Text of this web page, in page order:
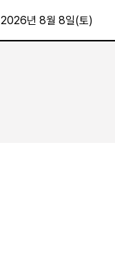
2026년 8월 8일(토)